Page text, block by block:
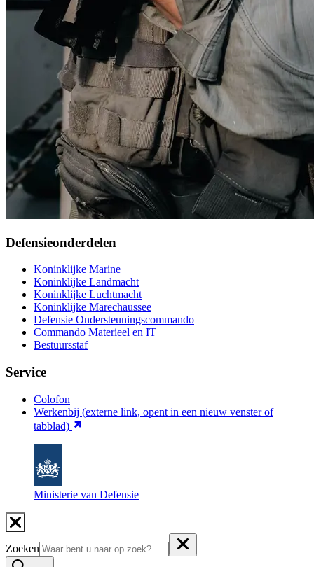
Defensieonderdelen
Koninklijke Marine
Koninklijke Landmacht
Koninklijke Luchtmacht
Koninklijke Marechaussee
Defensie Ondersteuningscommando
Commando Materieel en IT
Bestuursstaf
Service
Colofon
Werkenbij (externe link, opent in een nieuw venster of
tabblad)
Ministerie van Defensie
Zoeken